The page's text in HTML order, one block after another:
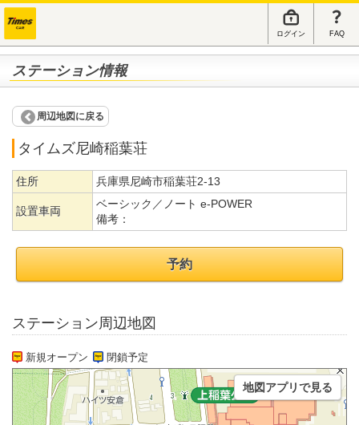
ログイン FAQ
ステーション情報
周辺地図に戻る
タイムズ尼崎稲葉荘
住所 兵庫県尼崎市稲葉荘2-13
設置車両
ベーシック／ノート e-POWER
備考：
予約
ステーション周辺地図
新規オープン 閉鎖予定
地図アプリで見る